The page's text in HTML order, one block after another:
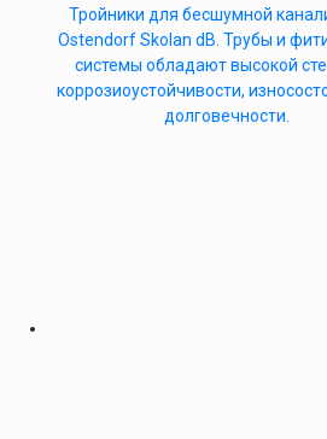
Тройники для бесшумной
Ostendorf Skolan dB. Трубы и
системы обладают высокой
коррозиоустойчивости,
долговечности.